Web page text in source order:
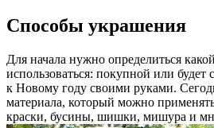
Способы украшения
Для начала нужно определиться
использоваться: покупной или будет
к Новому году своими руками.
материала, который можно
краски, бусины, шишки, мишура и